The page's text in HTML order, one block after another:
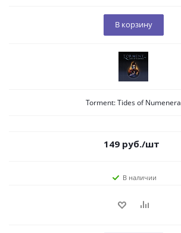
В корзину
Torment: Tides of Numenera
149руб./шт
В наличии